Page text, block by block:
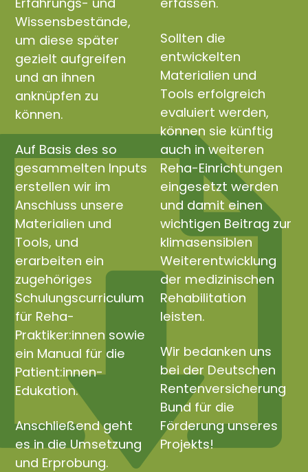
Wissensbestände,
um diese später
gezielt aufgreifen
und an ihnen
anknüpfen zu
können.
Auf Basis des so
gesammelten Inputs
erstellen wir im
Anschluss unsere
Materialien und
Tools, und
erarbeiten ein
zugehöriges
Schulungscurriculum
für Reha-
Praktiker:innen sowie
ein Manual für die
Patient:innen-
Edukation.
Anschließend geht
es in die Umsetzung
und Erprobung.
Sollten die
entwickelten
Materialien und
Tools erfolgreich
evaluiert werden,
können sie künftig
auch in weiteren
Reha-Einrichtungen
eingesetzt werden
und damit einen
wichtigen Beitrag zur
klimasensiblen
Weiterentwicklung
der medizinischen
Rehabilitation
leisten.
Wir bedanken uns
bei der Deutschen
Rentenversicherung
Bund für die
Förderung unseres
Projekts!